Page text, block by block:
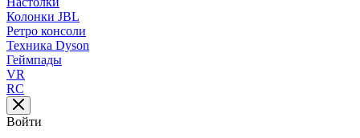
Колонки JBL
Ретро консоли
Техника Dyson
Геймпады
VR
RC
Войти